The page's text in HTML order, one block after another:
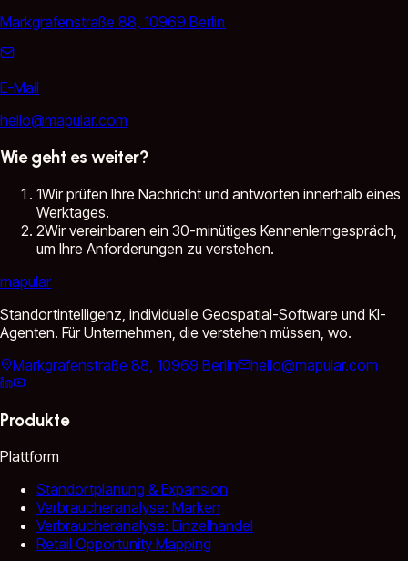
Markgrafenstraße 88, 10969 Berlin
E-Mail
hello@mapular.com
Wie geht es weiter?
1Wir prüfen Ihre Nachricht und antworten innerhalb eines
Werktages.
2Wir vereinbaren ein 30-minütiges Kennenlerngespräch,
um Ihre Anforderungen zu verstehen.
mapular
Standortintelligenz, individuelle Geospatial-Software und KI-
Agenten. Für Unternehmen, die verstehen müssen, wo.
Markgrafenstraße 88, 10969 Berlin
hello@mapular.com
Produkte
Plattform
Standortplanung & Expansion
Verbraucheranalyse: Marken
Verbraucheranalyse: Einzelhandel
Retail Opportunity Mapping